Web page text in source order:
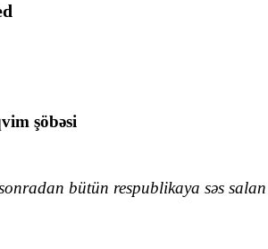
şöbəsi
bütün respublikaya səs